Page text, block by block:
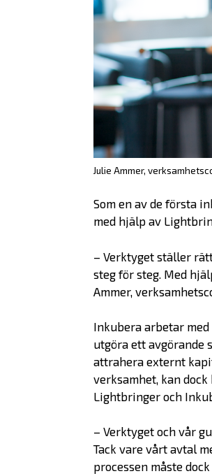
Julie Ammer,
Som en av de första
med hjälp av
– Verktyget ställer
steg för steg. Med
Ammer,
Inkubera arbetar
utgöra ett avgörande
attrahera externt
verksamhet, kan
Lightbringer och
– Verktyget och vår
Tack vare vårt avtal
processen måste